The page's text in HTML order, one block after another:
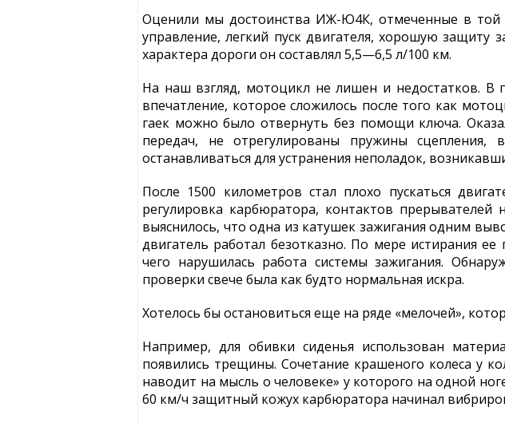
Оценили мы достоинства ИЖ-Ю4К, отмеченные в
управление, легкий пуск двигателя, хорошую
характера дороги он составлял 5,5—6,5 л/100 км.
На наш взгляд, мотоцикл не лишен и недостатков. В
впечатление, которое сложилось после того как
гаек можно было отвернуть без помощи ключа.
передач, не отрегулированы пружины
останавливаться для устранения неполадок,
После 1500 километров стал плохо пускаться
регулировка карбюратора, контактов
выяснилось, что одна из катушек зажигания одним
двигатель работал безотказно. По мере истирания ее
чего нарушилась работа системы зажигания.
проверки свече была как будто нормальная искра.
Хотелось бы остановиться еще на ряде «мелочей»,
Например, для обивки сиденья использован
появились трещины. Сочетание крашеного колеса у
наводит на мысль о человеке» у которого на одной
60 км/ч защитный кожух карбюратора начинал